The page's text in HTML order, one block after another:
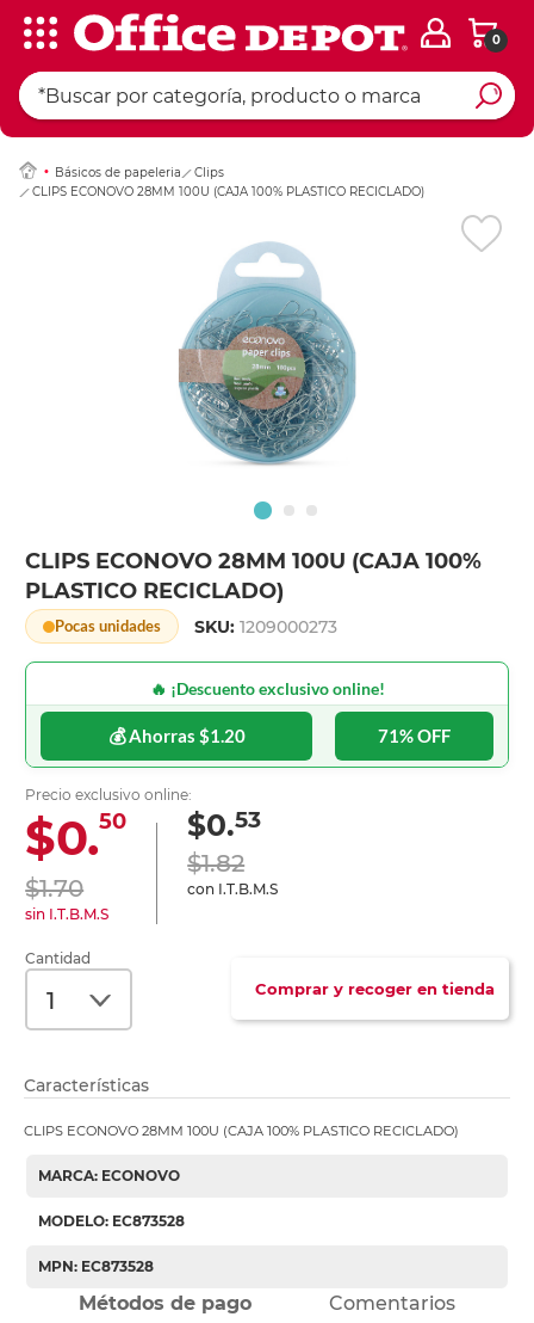
0
Básicos de papeleria
Clips
CLIPS ECONOVO 28MM 100U (CAJA 100% PLASTICO RECICLADO)
CLIPS ECONOVO 28MM 100U (CAJA 100%
PLASTICO RECICLADO)
Pocas unidades SKU:1209000273
🔥 ¡Descuento exclusivo online!
💰 Ahorras $1.20 71% OFF
Precio exclusivo online:
$0.50
$1.70
sin I.T.B.M.S
$0.53
$1.82
con I.T.B.M.S
Cantidad
Comprar y recoger en tienda
Ingresar Codigo
Características
CLIPS ECONOVO 28MM 100U (CAJA 100% PLASTICO RECICLADO)
MARCA: ECONOVO
MODELO: EC873528
MPN: EC873528
Métodos de pago Comentarios